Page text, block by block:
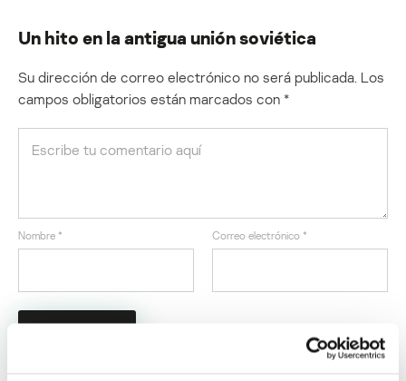
Un hito en la antigua unión soviética
Su dirección de correo electrónico no será publicada. Los
campos obligatorios están marcados con *
Nombre * Correo electrónico *